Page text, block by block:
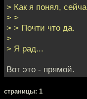
> Как я понял,
> >
> > Почти что да.
>
> Я рад...
Вот это - прямой.
cтраницы: 1